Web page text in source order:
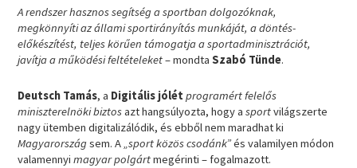
A rendszer hasznos segítség a sportban dolgozóknak,
megkönnyíti az állami sportirányítás munkáját, a döntés-
előkészítést, teljes körűen támogatja a sportadminisztrációt,
javítja a működési feltételeket– mondtaSzabó Tünde.
Deutsch Tamás, a Digitális jólét programért felelős
miniszterelnöki biztosazt hangsúlyozta, hogy asportvilágszerte
nagy ütemben digitalizálódik, és ebből nem maradhat ki
Magyarországsem. A„sport közös csodánk”és valamilyen módon
valamennyimagyar polgártmegérinti – fogalmazott.